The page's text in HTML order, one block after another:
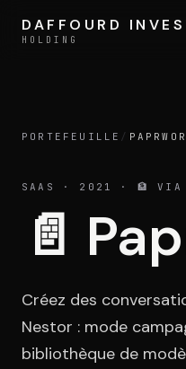
DAFFOURD
HOLDING
DAFFOURD
HOLDING
Activités
PORTEFEUILLE /
SAAS · 2021 · 🏦 VIA
📄
Créez des
Nestor : mode
bibliothèque de